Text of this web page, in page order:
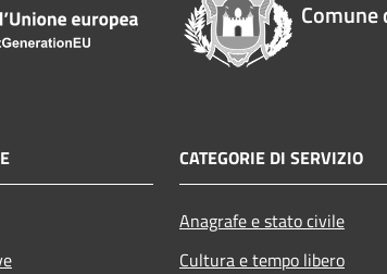
Comune
CATEGORIE DI SERVIZIO
Anagrafe e stato civile
Cultura e tempo libero